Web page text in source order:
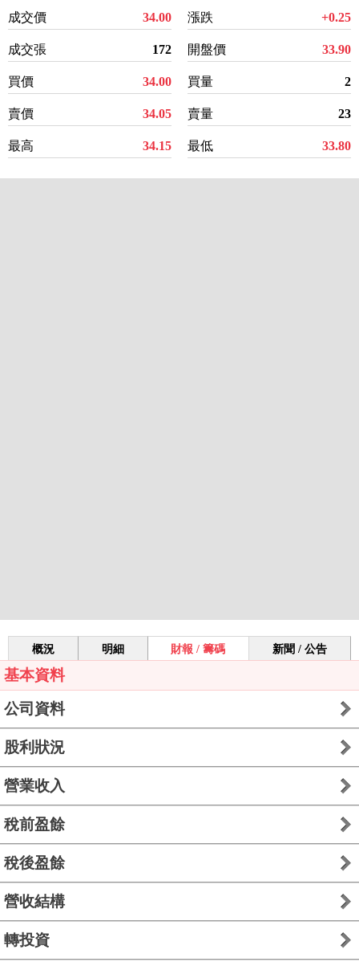
成交價 34.00
成交張 172
買價 34.00
賣價 34.05
最高 34.15
漲跌 +0.25
開盤價 33.90
買量 2
賣量 23
最低 33.80
概況 明細 財報 / 籌碼 新聞 / 公告
基本資料
公司資料
股利狀況
營業收入
稅前盈餘
稅後盈餘
營收結構
轉投資